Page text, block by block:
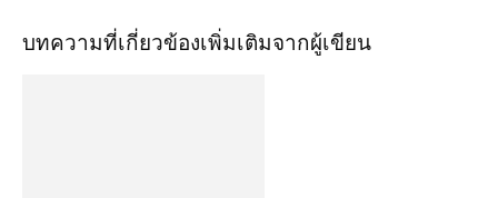
บทความที่เกี่ยวข้องเพิ่มเติมจากผู้เขียน